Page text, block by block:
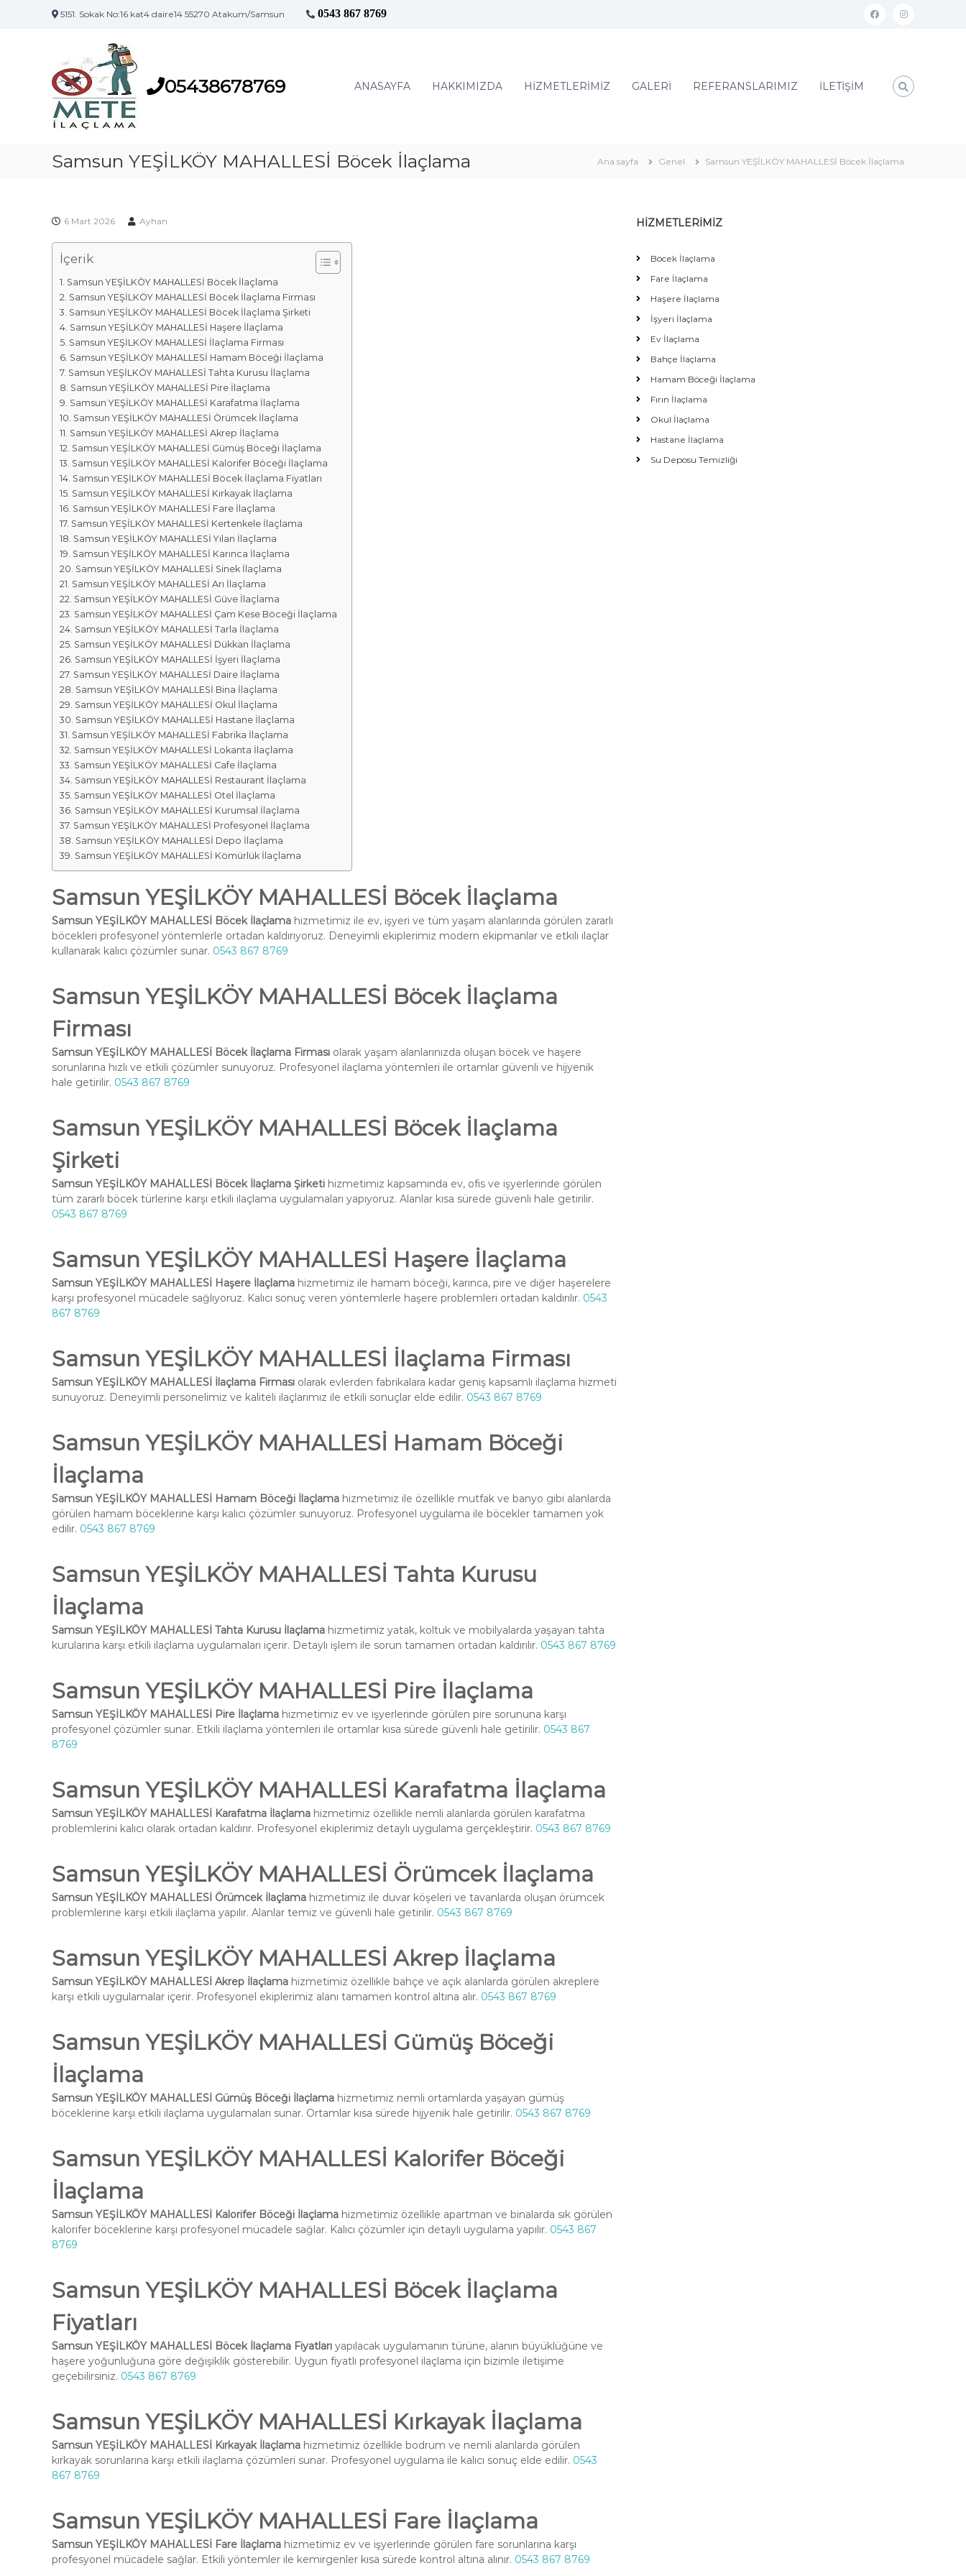
5151. Sokak No:16 kat4 daire14 55270 Atakum/Samsun 0543 867 8769
s
l
a
m
F
i
r
m
a
l
a
r
ı
u
n
İ
ç
a
a
M
a
r
k
a
s
ı
05438678769 ANASAYFA HAKKIMIZDA HİZMETLERİMİZ GALERİ REFERANSLARIMIZ İLETİŞİM
Samsun YEŞİLKÖY MAHALLESİ Böcek İlaçlama Ana sayfa Genel Samsun YEŞİLKÖY MAHALLESİ Böcek İlaçlama
6 Mart 2026 Ayhan
İçerik
Samsun YEŞİLKÖY MAHALLESİ Böcek İlaçlama
Samsun YEŞİLKÖY MAHALLESİ Böcek İlaçlama Firması
Samsun YEŞİLKÖY MAHALLESİ Böcek İlaçlama Şirketi
Samsun YEŞİLKÖY MAHALLESİ Haşere İlaçlama
Samsun YEŞİLKÖY MAHALLESİ İlaçlama Firması
Samsun YEŞİLKÖY MAHALLESİ Hamam Böceği İlaçlama
Samsun YEŞİLKÖY MAHALLESİ Tahta Kurusu İlaçlama
Samsun YEŞİLKÖY MAHALLESİ Pire İlaçlama
Samsun YEŞİLKÖY MAHALLESİ Karafatma İlaçlama
Samsun YEŞİLKÖY MAHALLESİ Örümcek İlaçlama
Samsun YEŞİLKÖY MAHALLESİ Akrep İlaçlama
Samsun YEŞİLKÖY MAHALLESİ Gümüş Böceği İlaçlama
Samsun YEŞİLKÖY MAHALLESİ Kalorifer Böceği İlaçlama
Samsun YEŞİLKÖY MAHALLESİ Böcek İlaçlama Fiyatları
Samsun YEŞİLKÖY MAHALLESİ Kırkayak İlaçlama
Samsun YEŞİLKÖY MAHALLESİ Fare İlaçlama
Samsun YEŞİLKÖY MAHALLESİ Kertenkele İlaçlama
Samsun YEŞİLKÖY MAHALLESİ Yılan İlaçlama
Samsun YEŞİLKÖY MAHALLESİ Karınca İlaçlama
Samsun YEŞİLKÖY MAHALLESİ Sinek İlaçlama
Samsun YEŞİLKÖY MAHALLESİ Arı İlaçlama
Samsun YEŞİLKÖY MAHALLESİ Güve İlaçlama
Samsun YEŞİLKÖY MAHALLESİ Çam Kese Böceği İlaçlama
Samsun YEŞİLKÖY MAHALLESİ Tarla İlaçlama
Samsun YEŞİLKÖY MAHALLESİ Dükkan İlaçlama
Samsun YEŞİLKÖY MAHALLESİ İşyeri İlaçlama
Samsun YEŞİLKÖY MAHALLESİ Daire İlaçlama
Samsun YEŞİLKÖY MAHALLESİ Bina İlaçlama
Samsun YEŞİLKÖY MAHALLESİ Okul İlaçlama
Samsun YEŞİLKÖY MAHALLESİ Hastane İlaçlama
Samsun YEŞİLKÖY MAHALLESİ Fabrika İlaçlama
Samsun YEŞİLKÖY MAHALLESİ Lokanta İlaçlama
Samsun YEŞİLKÖY MAHALLESİ Cafe İlaçlama
Samsun YEŞİLKÖY MAHALLESİ Restaurant İlaçlama
Samsun YEŞİLKÖY MAHALLESİ Otel İlaçlama
Samsun YEŞİLKÖY MAHALLESİ Kurumsal İlaçlama
Samsun YEŞİLKÖY MAHALLESİ Profesyonel İlaçlama
Samsun YEŞİLKÖY MAHALLESİ Depo İlaçlama
Samsun YEŞİLKÖY MAHALLESİ Kömürlük İlaçlama
Samsun YEŞİLKÖY MAHALLESİ Böcek İlaçlama
Samsun YEŞİLKÖY MAHALLESİ Böcek İlaçlama hizmetimiz ile ev, işyeri ve tüm yaşam alanlarında görülen zararlı
böcekleri profesyonel yöntemlerle ortadan kaldırıyoruz. Deneyimli ekiplerimiz modern ekipmanlar ve etkili ilaçlar
kullanarak kalıcı çözümler sunar. 0543 867 8769
Samsun YEŞİLKÖY MAHALLESİ Böcek İlaçlama
Firması
Samsun YEŞİLKÖY MAHALLESİ Böcek İlaçlama Firması olarak yaşam alanlarınızda oluşan böcek ve haşere
sorunlarına hızlı ve etkili çözümler sunuyoruz. Profesyonel ilaçlama yöntemleri ile ortamlar güvenli ve hijyenik
hale getirilir. 0543 867 8769
Samsun YEŞİLKÖY MAHALLESİ Böcek İlaçlama
Şirketi
Samsun YEŞİLKÖY MAHALLESİ Böcek İlaçlama Şirketi hizmetimiz kapsamında ev, ofis ve işyerlerinde görülen
tüm zararlı böcek türlerine karşı etkili ilaçlama uygulamaları yapıyoruz. Alanlar kısa sürede güvenli hale getirilir.
0543 867 8769
Samsun YEŞİLKÖY MAHALLESİ Haşere İlaçlama
Samsun YEŞİLKÖY MAHALLESİ Haşere İlaçlama hizmetimiz ile hamam böceği, karınca, pire ve diğer haşerelere
karşı profesyonel mücadele sağlıyoruz. Kalıcı sonuç veren yöntemlerle haşere problemleri ortadan kaldırılır. 0543
867 8769
Samsun YEŞİLKÖY MAHALLESİ İlaçlama Firması
Samsun YEŞİLKÖY MAHALLESİ İlaçlama Firması olarak evlerden fabrikalara kadar geniş kapsamlı ilaçlama hizmeti
sunuyoruz. Deneyimli personelimiz ve kaliteli ilaçlarımız ile etkili sonuçlar elde edilir. 0543 867 8769
Samsun YEŞİLKÖY MAHALLESİ Hamam Böceği
İlaçlama
Samsun YEŞİLKÖY MAHALLESİ Hamam Böceği İlaçlama hizmetimiz ile özellikle mutfak ve banyo gibi alanlarda
görülen hamam böceklerine karşı kalıcı çözümler sunuyoruz. Profesyonel uygulama ile böcekler tamamen yok
edilir. 0543 867 8769
Samsun YEŞİLKÖY MAHALLESİ Tahta Kurusu
İlaçlama
Samsun YEŞİLKÖY MAHALLESİ Tahta Kurusu İlaçlama hizmetimiz yatak, koltuk ve mobilyalarda yaşayan tahta
kurularına karşı etkili ilaçlama uygulamaları içerir. Detaylı işlem ile sorun tamamen ortadan kaldırılır. 0543 867 8769
Samsun YEŞİLKÖY MAHALLESİ Pire İlaçlama
Samsun YEŞİLKÖY MAHALLESİ Pire İlaçlama hizmetimiz ev ve işyerlerinde görülen pire sorununa karşı
profesyonel çözümler sunar. Etkili ilaçlama yöntemleri ile ortamlar kısa sürede güvenli hale getirilir. 0543 867
8769
Samsun YEŞİLKÖY MAHALLESİ Karafatma İlaçlama
Samsun YEŞİLKÖY MAHALLESİ Karafatma İlaçlama hizmetimiz özellikle nemli alanlarda görülen karafatma
problemlerini kalıcı olarak ortadan kaldırır. Profesyonel ekiplerimiz detaylı uygulama gerçekleştirir. 0543 867 8769
Samsun YEŞİLKÖY MAHALLESİ Örümcek İlaçlama
Samsun YEŞİLKÖY MAHALLESİ Örümcek İlaçlama hizmetimiz ile duvar köşeleri ve tavanlarda oluşan örümcek
problemlerine karşı etkili ilaçlama yapılır. Alanlar temiz ve güvenli hale getirilir. 0543 867 8769
Samsun YEŞİLKÖY MAHALLESİ Akrep İlaçlama
Samsun YEŞİLKÖY MAHALLESİ Akrep İlaçlama hizmetimiz özellikle bahçe ve açık alanlarda görülen akreplere
karşı etkili uygulamalar içerir. Profesyonel ekiplerimiz alanı tamamen kontrol altına alır. 0543 867 8769
Samsun YEŞİLKÖY MAHALLESİ Gümüş Böceği
İlaçlama
Samsun YEŞİLKÖY MAHALLESİ Gümüş Böceği İlaçlama hizmetimiz nemli ortamlarda yaşayan gümüş
böceklerine karşı etkili ilaçlama uygulamaları sunar. Ortamlar kısa sürede hijyenik hale getirilir. 0543 867 8769
Samsun YEŞİLKÖY MAHALLESİ Kalorifer Böceği
İlaçlama
Samsun YEŞİLKÖY MAHALLESİ Kalorifer Böceği İlaçlama hizmetimiz özellikle apartman ve binalarda sık görülen
kalorifer böceklerine karşı profesyonel mücadele sağlar. Kalıcı çözümler için detaylı uygulama yapılır. 0543 867
8769
Samsun YEŞİLKÖY MAHALLESİ Böcek İlaçlama
Fiyatları
Samsun YEŞİLKÖY MAHALLESİ Böcek İlaçlama Fiyatları yapılacak uygulamanın türüne, alanın büyüklüğüne ve
haşere yoğunluğuna göre değişiklik gösterebilir. Uygun fiyatlı profesyonel ilaçlama için bizimle iletişime
geçebilirsiniz. 0543 867 8769
Samsun YEŞİLKÖY MAHALLESİ Kırkayak İlaçlama
Samsun YEŞİLKÖY MAHALLESİ Kırkayak İlaçlama hizmetimiz özellikle bodrum ve nemli alanlarda görülen
kırkayak sorunlarına karşı etkili ilaçlama çözümleri sunar. Profesyonel uygulama ile kalıcı sonuç elde edilir. 0543
867 8769
Samsun YEŞİLKÖY MAHALLESİ Fare İlaçlama
Samsun YEŞİLKÖY MAHALLESİ Fare İlaçlama hizmetimiz ev ve işyerlerinde görülen fare sorunlarına karşı
profesyonel mücadele sağlar. Etkili yöntemler ile kemirgenler kısa sürede kontrol altına alınır. 0543 867 8769
HİZMETLERİMİZ
Böcek İlaçlama
Fare İlaçlama
Haşere İlaçlama
İşyeri İlaçlama
Ev İlaçlama
Bahçe İlaçlama
Hamam Böceği İlaçlama
Fırın İlaçlama
Okul İlaçlama
Hastane İlaçlama
Su Deposu Temizliği